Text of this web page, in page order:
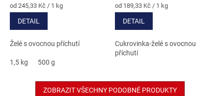
5,0
z
hvězdiček.
Měrná
cena:
od 245,33 Kč / 1 kg
DETAIL
Želé s ovocnou příchutí
1,5 kg 500 g
5,0
z
hvězdiček.
Měrná
cena:
od 189,33 Kč / 1 kg
DETAIL
Cukrovinka-želé s ovocnou
příchutí
ZOBRAZIT VŠECHNY PODOBNÉ PRODUKTY